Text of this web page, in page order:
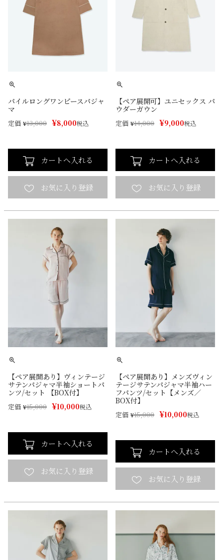
パイルロングワンピースパジャ
マ
定価 ¥13,000 ¥8,000税込
カートへ入れる
【ペア展開可】ユニセックス パ
ウダーガウン
定価 ¥14,000 ¥9,000税込
カートへ入れる
【ペア展開あり】ヴィンテージ
サテンパジャマ半袖ショートパ
ンツ/セット 【BOX付】
定価 ¥15,000 ¥10,000税込
カートへ入れる
【ペア展開あり】メンズヴィン
テージサテンパジャマ半袖ハー
フパンツ/セット【メンズ／
BOX付】
定価 ¥15,000 ¥10,000税込
カートへ入れる